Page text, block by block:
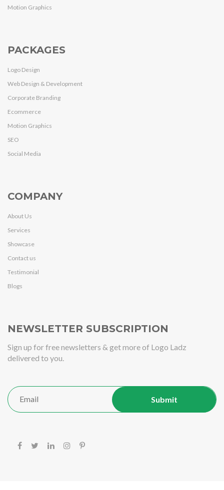
Motion Graphics
PACKAGES
Logo Design
Web Design & Development
Corporate Branding
Ecommerce
Motion Graphics
SEO
Social Media
COMPANY
About Us
Services
Showcase
Contact us
Testimonial
Blogs
NEWSLETTER SUBSCRIPTION
Sign up for free newsletters & get more of Logo Ladz
delivered to you.